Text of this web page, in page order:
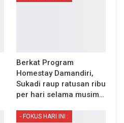
Berkat Program
Homestay Damandiri,
Sukadi raup ratusan ribu
per hari selama musim…
- FOKUS HARI INI :